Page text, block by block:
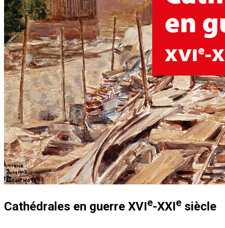
Cathédrales en guerre XVIe-XXIe siècle